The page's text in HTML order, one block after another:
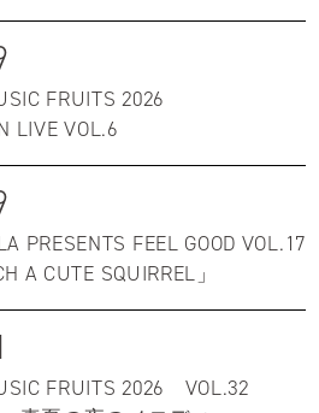
FRUITS 2026
LIVE VOL.6
PRESENTS FEEL GOOD VOL.17
A CUTE SQUIRREL」
FRUITS 2026 VOL.32